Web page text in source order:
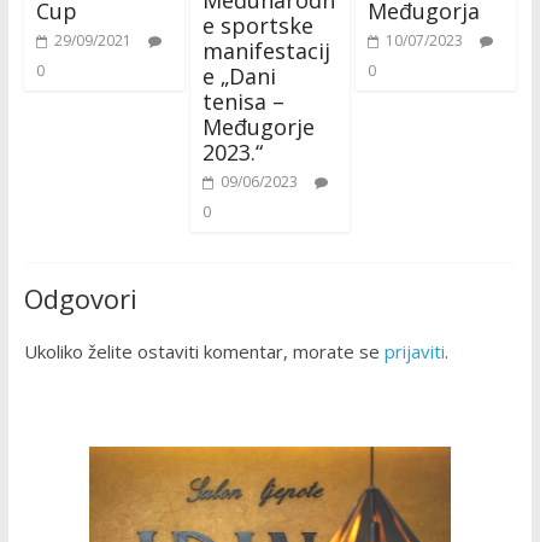
Cup
29/09/2021
0
e sportske
manifestacij
e „Dani
tenisa –
Međugorje
2023.“
09/06/2023
0
Međugorja
10/07/2023
0
Odgovori
Ukoliko želite ostaviti komentar, morate se prijaviti.